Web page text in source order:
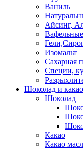
Ваниль
Айсинг,
Изомальт
Сахарная
Специи,
Шоколад и какао
Шоколад
Какао
Какао